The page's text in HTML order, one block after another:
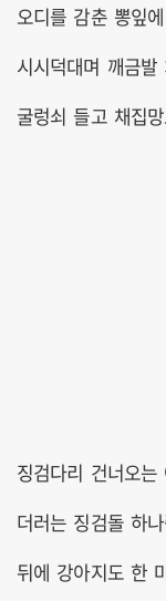
오디를 감춘 뽕잎
시시덕대며 깨금발
굴렁쇠 들고 채집
징검다리 건너오는
더러는 징검돌 하
뒤에 강아지도 한